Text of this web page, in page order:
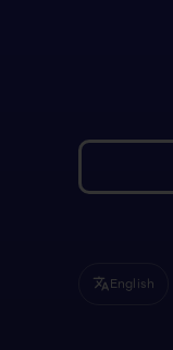
translateEnglish